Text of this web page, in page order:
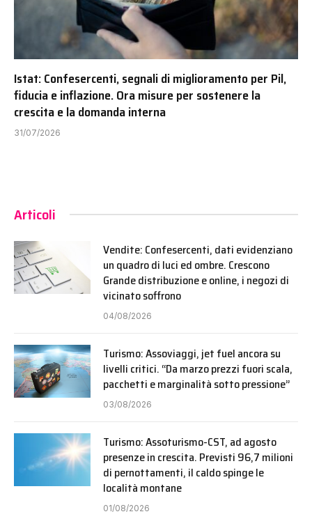
Istat: Confesercenti, segnali di miglioramento per Pil,
fiducia e inflazione. Ora misure per sostenere la
crescita e la domanda interna
31/07/2026
Articoli
Vendite: Confesercenti, dati evidenziano
un quadro di luci ed ombre. Crescono
Grande distribuzione e online, i negozi di
vicinato soffrono
04/08/2026
Turismo: Assoviaggi, jet fuel ancora su
livelli critici. “Da marzo prezzi fuori scala,
pacchetti e marginalità sotto pressione”
03/08/2026
Turismo: Assoturismo-CST, ad agosto
presenze in crescita. Previsti 96,7 milioni
di pernottamenti, il caldo spinge le
località montane
01/08/2026